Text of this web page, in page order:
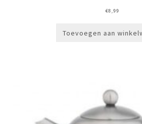
€8,99
Toevoegen aan